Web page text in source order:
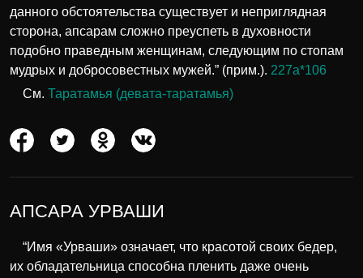
данного обстоятельства существует и неприглядная
сторона, апсарам сложно преуспеть в духовности
подобно праведным женщинам, следующим по стопам
мудрых и добросовестных мужей.” (прим.). 227а*106
См. Таратамья (девата-таратамья)
АПСАРА УРВАШИ
“Имя «Урваши» означает, что красотой своих бедер,
их обладательница способна пленить даже очень